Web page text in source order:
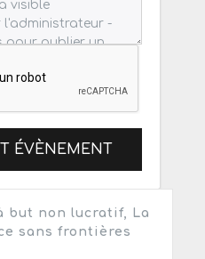
ÉVÈNEMENT
but non lucratif, La
sans frontières